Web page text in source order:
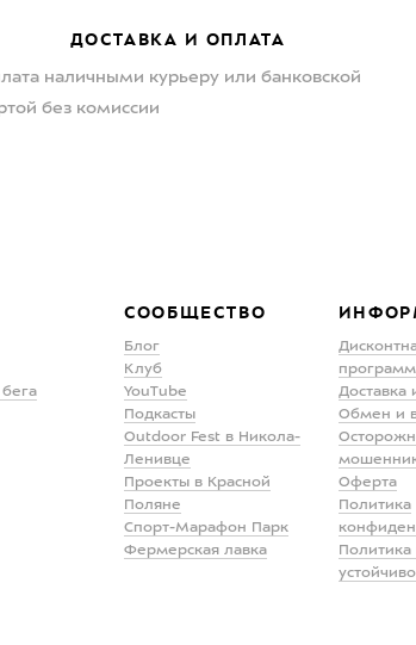
ДОСТАВКА И ОПЛАТА
наличными курьеру или банковской
без комиссии
СООБЩЕСТВО
Блог
Клуб
YouTube
Подкасты
Outdoor Fest в Никола-
Ленивце
Проекты в Красной
Поляне
Спорт-Марафон Парк
Фермерская лавка
Доставка
Обмен и
Оферта
Политика
Политика